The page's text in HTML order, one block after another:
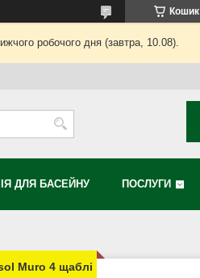
Кошик
робочого дня (завтра, 10.08).
ДЛЯ БАСЕЙНУ ПОСЛУГИ
Muro 4 щаблі